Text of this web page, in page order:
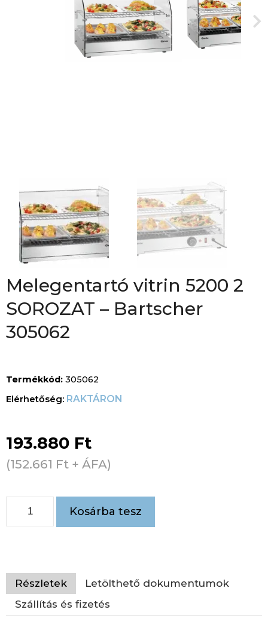
Melegentartó vitrin 5200 2
SOROZAT – Bartscher
305062
Termékkód: 305062
RAKTÁRON
193.880 Ft
(152.661 Ft + ÁFA)
Kosárba tesz
Részletek
Letölthető dokumentumok
Szállítás és fizetés